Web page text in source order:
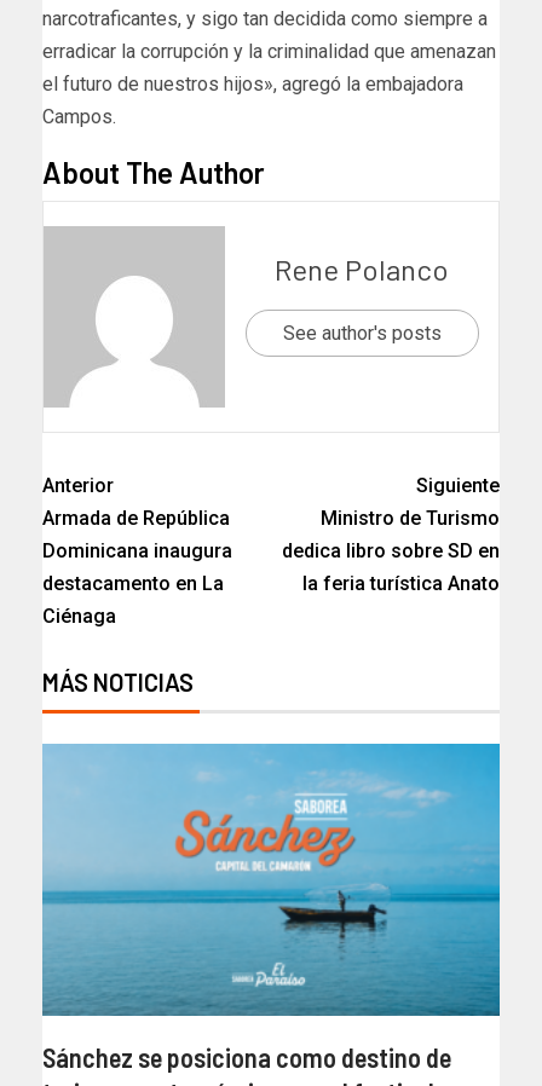
narcotraficantes, y sigo tan decidida como siempre a
erradicar la corrupción y la criminalidad que amenazan
el futuro de nuestros hijos», agregó la embajadora
Campos.
About The Author
Rene Polanco
See author's posts
Anterior
Armada de República
Dominicana inaugura
destacamento en La
Ciénaga
Siguiente
Ministro de Turismo
dedica libro sobre SD en
la feria turística Anato
MÁS NOTICIAS
Sánchez se posiciona como destino de